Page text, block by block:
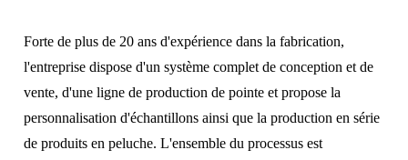
Forte de plus de 20 ans d'expérience dans la fabrication,
l'entreprise dispose d'un système complet de conception et de
vente, d'une ligne de production de pointe et propose la
personnalisation d'échantillons ainsi que la production en série
de produits en peluche. L'ensemble du processus est